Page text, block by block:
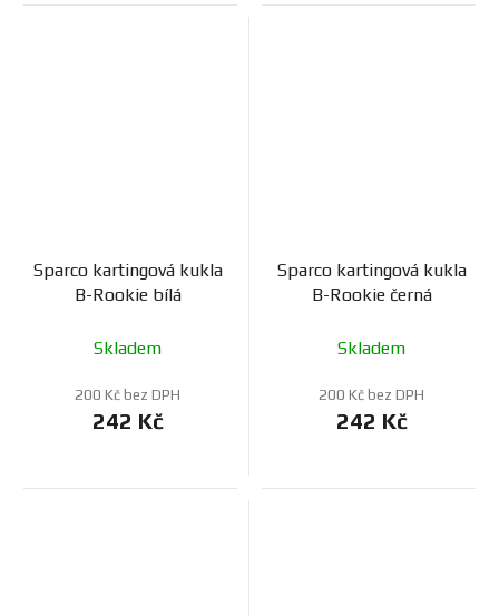
Sparco kartingová kukla
B-Rookie bílá
Skladem
200 Kč bez DPH
242 Kč
Sparco kartingová kukla
B-Rookie černá
Skladem
200 Kč bez DPH
242 Kč